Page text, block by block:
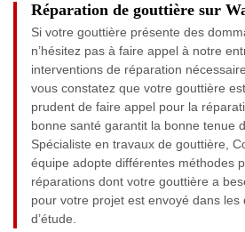
Réparation de gouttière sur
Si votre gouttière présente des
n’hésitez pas à faire appel à notre
interventions de réparation
vous constatez que votre gouttière
prudent de faire appel pour la
bonne santé garantit la bonne tenue
Spécialiste en travaux de gouttière,
équipe adopte différentes méthodes
réparations dont votre gouttière a
pour votre projet est envoyé dans les
d’étude.